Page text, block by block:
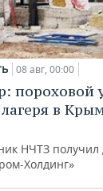
08 авг, 00:00
пороховой
в
НЧТЗ
Холдинг»